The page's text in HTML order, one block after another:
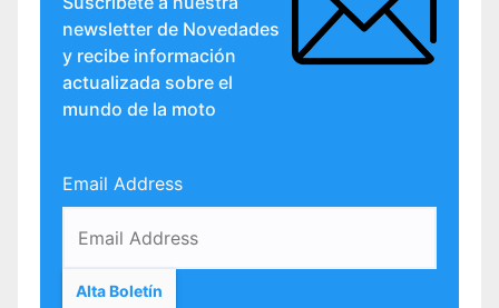
newsletter de Novedades
y recibe información
actualizada sobre el
mundo de la moto
Email Address